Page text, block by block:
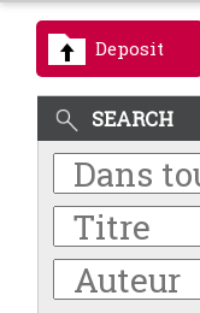
Deposit
SEARCH